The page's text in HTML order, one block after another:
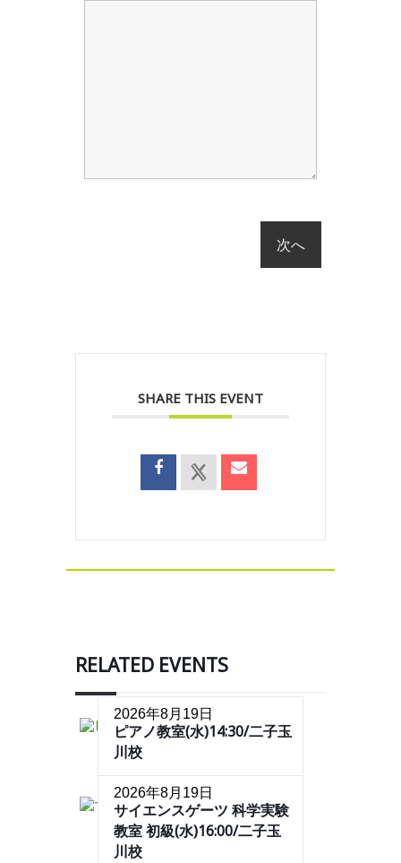
SHARE THIS EVENT
RELATED EVENTS
2026年8月19日
ピアノ教室(水)14:30/二子玉
川校
2026年8月19日
サイエンスゲーツ 科学実験
教室 初級(水)16:00/二子玉
川校